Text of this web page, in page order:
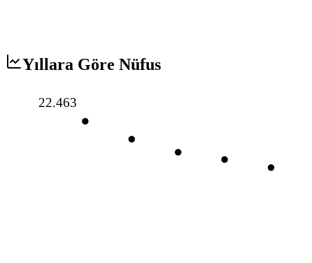
Yıllara Göre Nüfus
22.463